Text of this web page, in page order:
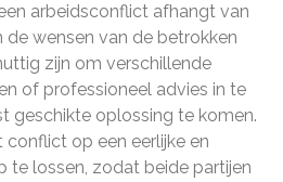
arbeidsconflict afhangt van
de wensen van de betrokken
zijn om verschillende
of professioneel advies in te
geschikte oplossing te komen.
op een eerlijke en
te lossen, zodat beide partijen